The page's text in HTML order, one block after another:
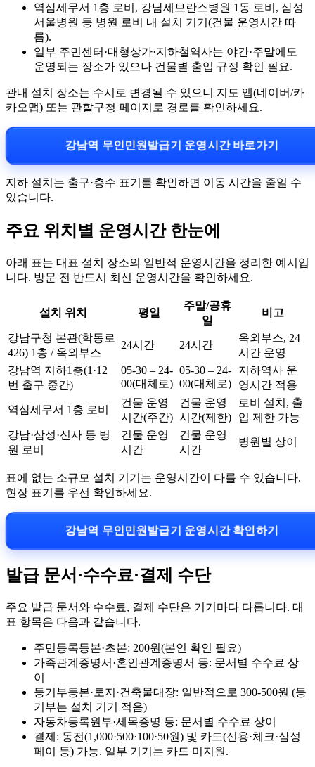
역삼세무서 1층 로비, 강남세브란스병원 1동 로비, 삼성
서울병원 등 병원 로비 내 설치 기기(건물 운영시간 따
름).
일부 주민센터·대형상가·지하철역사는 야간·주말에도
운영되는 장소가 있으나 건물별 출입 규정 확인 필요.
관내 설치 장소는 수시로 변경될 수 있으니 지도 앱(네이버/카
카오맵) 또는 관할구청 페이지로 경로를 확인하세요.
강남역 무인민원발급기 운영시간 바로가기
지하 설치는 출구·층수 표기를 확인하면 이동 시간을 줄일 수
있습니다.
주요 위치별 운영시간 한눈에
아래 표는 대표 설치 장소의 일반적 운영시간을 정리한 예시입
니다. 방문 전 반드시 최신 운영시간을 확인하세요.
설치 위치 평일
주말/공휴
일
비고
강남구청 본관(학동로
426) 1층 / 옥외부스
24시간 24시간
옥외부스, 24
시간 운영
강남역 지하1층(1·12
번 출구 중간)
05-30 – 24-
00(대체로)
05-30 – 24-
00(대체로)
지하역사 운
영시간 적용
역삼세무서 1층 로비
건물 운영
시간(주간)
건물 운영
시간(제한)
로비 설치, 출
입 제한 가능
강남·삼성·신사 등 병
원 로비
건물 운영
시간
건물 운영
시간
병원별 상이
표에 없는 소규모 설치 기기는 운영시간이 다를 수 있습니다.
현장 표기를 우선 확인하세요.
강남역 무인민원발급기 운영시간 확인하기
발급 문서·수수료·결제 수단
주요 발급 문서와 수수료, 결제 수단은 기기마다 다릅니다. 대
표 항목은 다음과 같습니다.
주민등록등본·초본: 200원(본인 확인 필요)
가족관계증명서·혼인관계증명서 등: 문서별 수수료 상
이
등기부등본·토지·건축물대장: 일반적으로 300-500원 (등
기부는 설치 기기 적음)
자동차등록원부·세목증명 등: 문서별 수수료 상이
결제: 동전(1,000·500·100·50원) 및 카드(신용·체크·삼성
페이 등) 가능. 일부 기기는 카드 미지원.